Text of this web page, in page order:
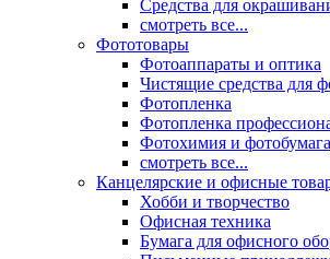
Средства для
смотреть все...
Фототовары
Фотоаппараты и оптика
Чистящие средства для
Фотопленка
Фотопленка
Фотохимия и фотобумага
смотреть все...
Канцелярские и офисные
Хобби и творчество
Офисная техника
Бумага для офисного